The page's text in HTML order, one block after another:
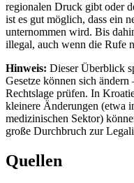
regionalen Druck gibt oder
ist es gut möglich, dass ein
unternommen wird. Bis
illegal, auch wenn die Rufe
Hinweis: Dieser Überblick
Gesetze können sich ändern
Rechtslage prüfen. In
kleinere Änderungen (etwa
medizinischen Sektor)
große Durchbruch zur
Quellen